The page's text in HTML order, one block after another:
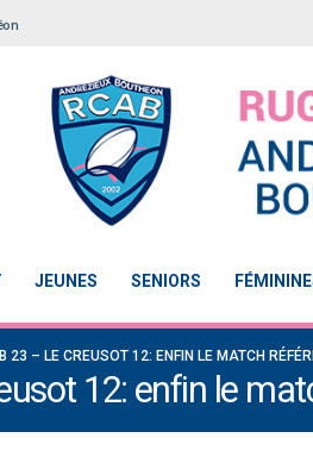
JEUNES SENIORS
23 – LE CREUSOT 12: ENFIN LE MATCH
12: enfin le